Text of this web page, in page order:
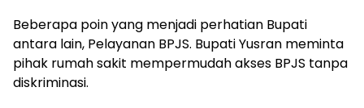
Beberapa poin yang menjadi perhatian Bupati
antara lain, Pelayanan BPJS. Bupati Yusran meminta
pihak rumah sakit mempermudah akses BPJS tanpa
diskriminasi.